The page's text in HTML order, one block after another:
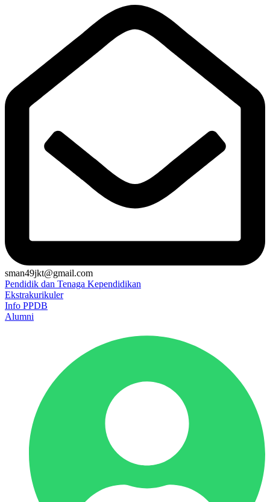
sman49jkt@gmail.com
Pendidik dan Tenaga Kependidikan
Ekstrakurikuler
Info PPDB
Alumni